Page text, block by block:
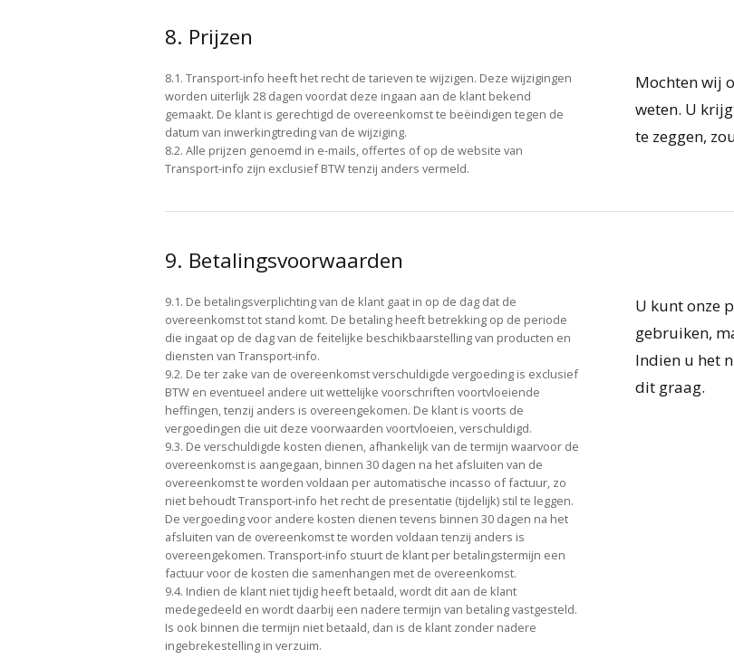
8. Prijzen
8.1. Transport-info heeft het recht de tarieven te wijzigen. Deze wijzigingen
worden uiterlijk 28 dagen voordat deze ingaan aan de klant bekend
gemaakt. De klant is gerechtigd de overeenkomst te beëindigen tegen de
datum van inwerkingtreding van de wijziging.
8.2. Alle prijzen genoemd in e-mails, offertes of op de website van
Transport-info zijn exclusief BTW tenzij anders vermeld.
Mochten wij
weten. U
te zeggen,
9. Betalingsvoorwaarden
9.1. De betalingsverplichting van de klant gaat in op de dag dat de
overeenkomst tot stand komt. De betaling heeft betrekking op de periode
die ingaat op de dag van de feitelijke beschikbaarstelling van producten en
diensten van Transport-info.
9.2. De ter zake van de overeenkomst verschuldigde vergoeding is exclusief
BTW en eventueel andere uit wettelijke voorschriften voortvloeiende
heffingen, tenzij anders is overeengekomen. De klant is voorts de
vergoedingen die uit deze voorwaarden voortvloeien, verschuldigd.
9.3. De verschuldigde kosten dienen, afhankelijk van de termijn waarvoor de
overeenkomst is aangegaan, binnen 30 dagen na het afsluiten van de
overeenkomst te worden voldaan per automatische incasso of factuur, zo
niet behoudt Transport-info het recht de presentatie (tijdelijk) stil te leggen.
De vergoeding voor andere kosten dienen tevens binnen 30 dagen na het
afsluiten van de overeenkomst te worden voldaan tenzij anders is
overeengekomen. Transport-info stuurt de klant per betalingstermijn een
factuur voor de kosten die samenhangen met de overeenkomst.
9.4. Indien de klant niet tijdig heeft betaald, wordt dit aan de klant
medegedeeld en wordt daarbij een nadere termijn van betaling vastgesteld.
Is ook binnen die termijn niet betaald, dan is de klant zonder nadere
ingebrekestelling in verzuim.
U kunt onze
gebruiken,
Indien u het
dit graag.